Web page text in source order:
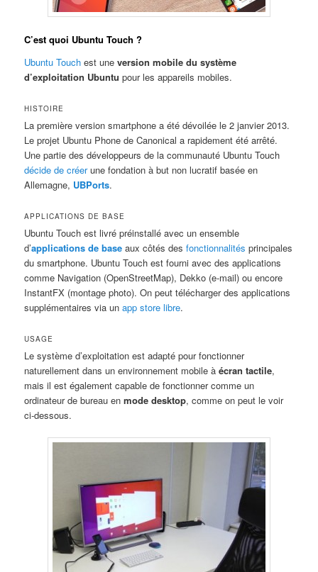
C’est quoi Ubuntu Touch ?
Ubuntu Touch est uneversion mobile du système
d’exploitation Ubuntu pour les appareils mobiles.
HISTOIRE
La première version smartphone a été dévoilée le 2 janvier 2013.
Le projet Ubuntu Phone de Canonical a rapidement été arrêté.
Une partie des développeurs de la communauté Ubuntu Touch
décide de créerune fondation à but non lucratif basée en
Allemagne, UBPorts.
APPLICATIONS DE BASE
Ubuntu Touch est livré préinstallé avec un ensemble
d’applications de base aux côtés desfonctionnalités principales
du smartphone. Ubuntu Touch est fourni avec des applications
comme Navigation (OpenStreetMap), Dekko (e-mail) ou encore
InstantFX (montage photo). On peut télécharger des applications
supplémentaires via unapp store libre.
USAGE
Le système d’exploitation est adapté pour fonctionner
naturellement dans un environnement mobile àécran tactile,
mais il est également capable de fonctionner comme un
ordinateur de bureau enmode desktop, comme on peut le voir
ci-dessous.